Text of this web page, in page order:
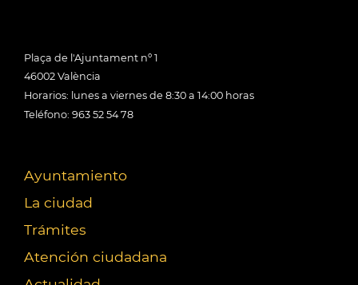
Plaça de l'Ajuntament nº 1
46002 València
Horarios: lunes a viernes de 8:30 a 14:00 horas
Teléfono: 963 52 54 78
Ayuntamiento
La ciudad
Trámites
Atención ciudadana